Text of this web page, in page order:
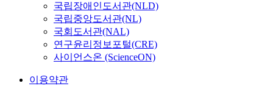
국립장애인도서관(NLD)
국립중앙도서관(NL)
국회도서관(NAL)
연구윤리정보포털(CRE)
사이언스온 (ScienceON)
이용약관